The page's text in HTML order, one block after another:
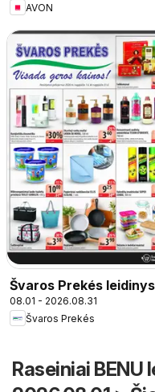
AVON
Švaros Prekés leidinys
08.01 - 2026.08.31
Švaros Prekés
Raseiniai BENU